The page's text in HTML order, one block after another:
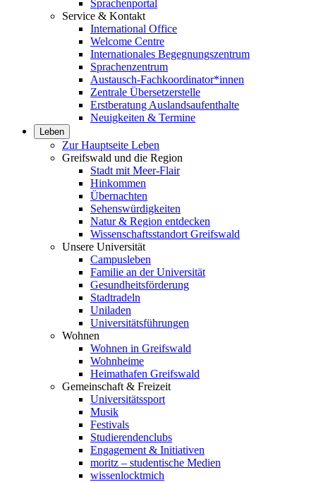
Sprachenportal
Service & Kontakt
International Office
Welcome Centre
Internationales Begegnungszentrum
Sprachenzentrum
Austausch-Fachkoordinator*innen
Zentrale Übersetzerstelle
Erstberatung Auslandsaufenthalte
Neuigkeiten & Termine
Leben
Zur Hauptseite Leben
Greifswald und die Region
Stadt mit Meer-Flair
Hinkommen
Übernachten
Sehenswürdigkeiten
Natur & Region entdecken
Wissenschaftsstandort Greifswald
Unsere Universität
Campusleben
Familie an der Universität
Gesundheitsförderung
Stadtradeln
Uniladen
Universitätsführungen
Wohnen
Wohnen in Greifswald
Wohnheime
Heimathafen Greifswald
Gemeinschaft & Freizeit
Universitätssport
Musik
Festivals
Studierendenclubs
Engagement & Initiativen
moritz – studentische Medien
wissenlocktmich